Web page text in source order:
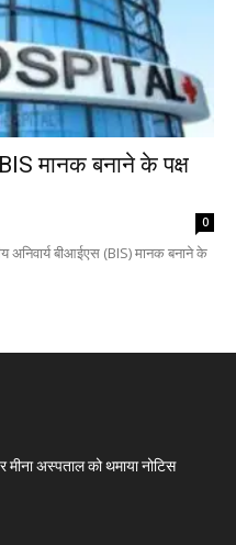
मानक बनाने के पक्ष
0
अनिवार्य बीआईएस (BIS) मानक बनाने के
मीना अस्पताल को थमाया नोटिस